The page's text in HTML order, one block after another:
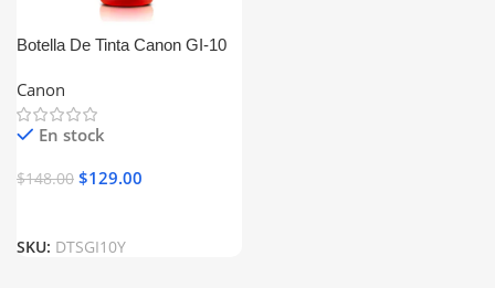
Botella De Tinta Canon GI-10
Canon
En stock
$148.00 $129.00
SKU: DTSGI10Y